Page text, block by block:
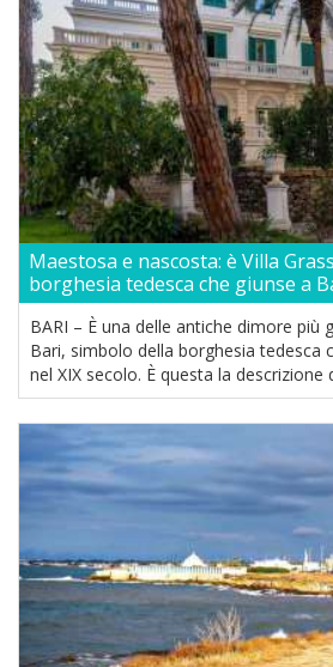
Maestosa e nascosta: è Villa
borghesia tedesca che giunse a
BARI – È una delle antiche dimore più
Bari, simbolo della borghesia tedesca
nel XIX secolo. È questa la descrizione